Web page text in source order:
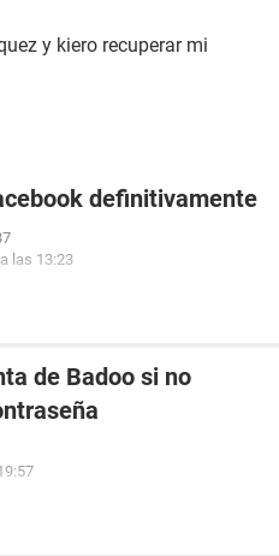
y kiero recuperar mi
definitivamente
las 13:23
de Badoo si no